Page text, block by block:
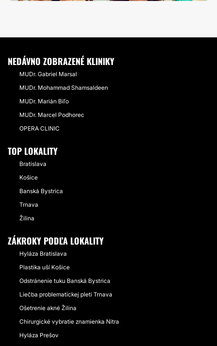
NEDÁVNO ZOBRAZENÉ KLINIKY
MUDr. Gabriel Marsal
MUDr. Mohammad Shamsaldeen
MUDr. Marián Biľo
MUDr. Marcel Podhorec
OPERA CLINIC
TOP LOKALITY
Bratislava
Košice
Banská Bystrica
Trnava
Žilina
ZÁKROKY PODĽA LOKALITY
Hyláza Bratislava
Plastika uší Košice
Odstránenie tuku Banská Bystrica
Liečba problematickej pleti Trnava
Ošetrenie akné Žilina
Chirurgické vybratie znamienka Nitra
Hyláza Prešov